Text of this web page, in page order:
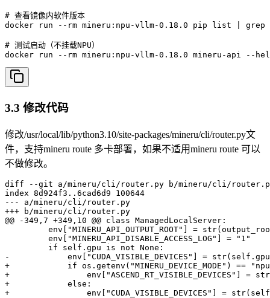
# 查看镜像内软件版本
docker run --rm mineru:npu-vllm-0.18.0 pip list | grep
# 测试启动（不挂载NPU）
docker run --rm mineru:npu-vllm-0.18.0 mineru-api --
3.3 修改代码
修改/usr/local/lib/python3.10/site-packages/mineru/cli/router.py文
件，支持mineru route 多卡部署，如果不适用mineru route 可以
不做修改。
diff --git a/mineru/cli/router.py b/mineru/cli/
index 8d924f3..6cad6d9 100644
--- a/mineru/cli/router.py
+++ b/mineru/cli/router.py
@@ -349,7 +349,10 @@ class ManagedLocalServer:
env["MINERU_API_OUTPUT_ROOT"] =
         env["MINERU_API_DISABLE_ACCESS_LOG"] = "1"
         if self.gpu is not None:
-            env["CUDA_VISIBLE_DEVICES"] =
+            if os.getenv("MINERU_DEVICE_MODE") ==
+                env["ASCEND_RT_VISIBLE_DEVICES"] =
+            else:
+                env["CUDA_VISIBLE_DEVICES"] =